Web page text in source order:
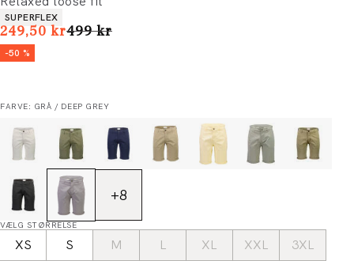
Produkt egenskaber
SUPERFLEX
249,50 krI alt (uden rabat)
499 kr
-50 %
FARVE: GRÅ / DEEP GREY
+8
VÆLG STØRRELSE
XS S M L XL XXL
3XL